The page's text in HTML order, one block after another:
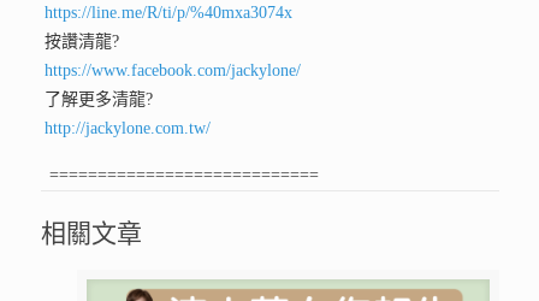
https://line.me/R/ti/p/%40mxa3074x
按讚清龍?
https://www.facebook.com/jackylone/
了解更多清龍?
http://jackylone.com.tw/
============================
相關文章